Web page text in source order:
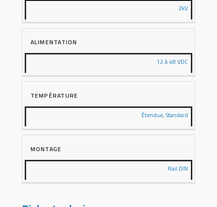
2kV
ALIMENTATION
12 à 48 VDC
TEMPÉRATURE
Étendue,Standard
MONTAGE
Rail DIN